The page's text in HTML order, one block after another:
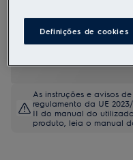
As instruções e avisos
regulamento da UE
II do manual do
produto, leia o manual
Definições de cookies